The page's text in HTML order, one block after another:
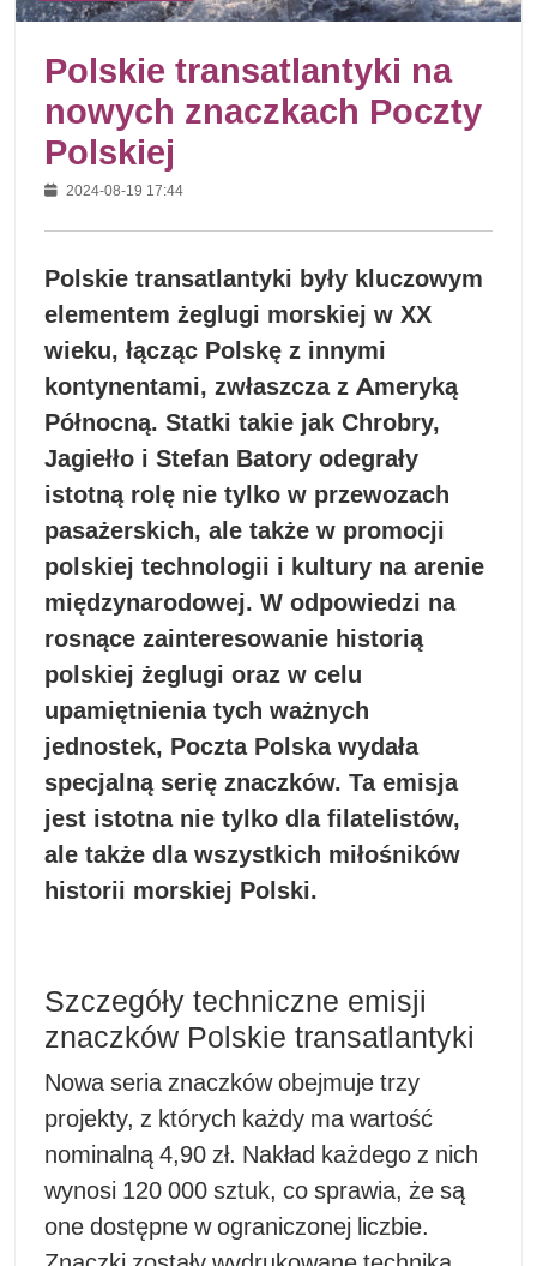
Polskie transatlantyki na
nowych znaczkach Poczty
Polskiej
2024-08-19 17:44
Polskie transatlantyki były kluczowym
elementem żeglugi morskiej w XX
wieku, łącząc Polskę z innymi
kontynentami, zwłaszcza z Ameryką
Północną. Statki takie jak Chrobry,
Jagiełło i Stefan Batory odegrały
istotną rolę nie tylko w przewozach
pasażerskich, ale także w promocji
polskiej technologii i kultury na arenie
międzynarodowej. W odpowiedzi na
rosnące zainteresowanie historią
polskiej żeglugi oraz w celu
upamiętnienia tych ważnych
jednostek, Poczta Polska wydała
specjalną serię znaczków. Ta emisja
jest istotna nie tylko dla filatelistów,
ale także dla wszystkich miłośników
historii morskiej Polski.
Szczegóły techniczne emisji
znaczków Polskie transatlantyki
Nowa seria znaczków obejmuje trzy
projekty, z których każdy ma wartość
nominalną 4,90 zł. Nakład każdego z nich
wynosi 120 000 sztuk, co sprawia, że są
one dostępne w ograniczonej liczbie.